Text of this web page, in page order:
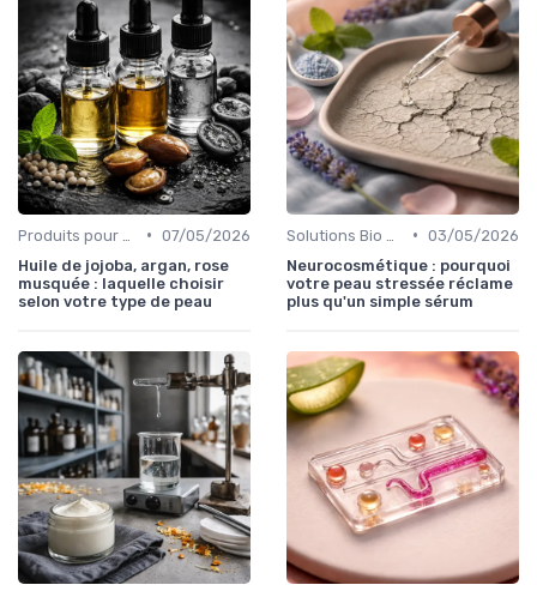
• 07/05/2026
Huile de jojoba, argan, rose
musquée : laquelle choisir
selon votre type de peau
• 03/05/2026
Neurocosmétique : pourquoi
votre peau stressée réclame
plus qu'un simple sérum